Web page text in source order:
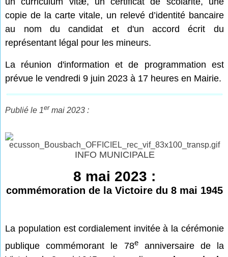
copie de la carte vitale, un relevé d’identité bancaire
au nom du candidat et d'un accord écrit du
représentant légal pour les mineurs.
La réunion d'information et de programmation est
prévue le vendredi 9 juin 2023 à 17 heures en Mairie.
Publié le 1er mai 2023 :
INFO MUNICIPALE
8 mai 2023 :
commémoration de la Victoire du 8 mai 1945
La population est cordialement invitée à la cérémonie
publique commémorant le 78eanniversaire de la